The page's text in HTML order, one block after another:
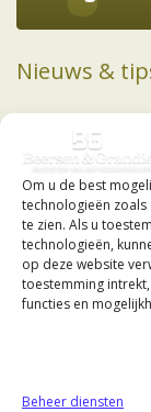
Om u de best
technologieën
te zien. Als u
technologieën,
op deze website
toestemming
functies en
Beheer diensten
Nieuws &
Enorme
08-04-2026
Kijk fiscaal uit met
12-05-2025
Maak altijd
07-06-2024
Hoge Raad veegt